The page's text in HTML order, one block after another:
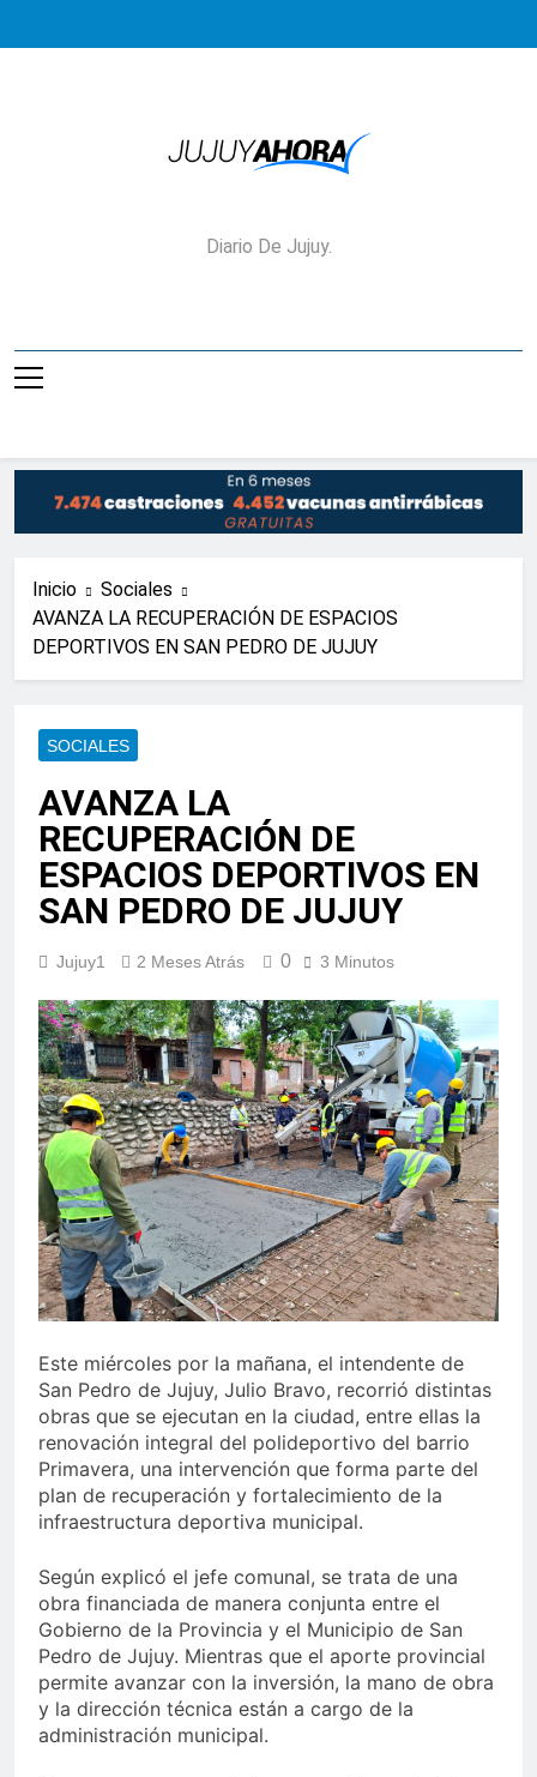
Jujuy Ahora!
Diario De Jujuy.
Inicio
Sociales
AVANZA LA RECUPERACIÓN DE ESPACIOS
DEPORTIVOS EN SAN PEDRO DE JUJUY
SOCIALES
AVANZA LA
RECUPERACIÓN DE
ESPACIOS DEPORTIVOS EN
SAN PEDRO DE JUJUY
Jujuy1 2 Meses Atrás 0 3 Minutos
Este miércoles por la mañana, el intendente de
San Pedro de Jujuy, Julio Bravo, recorrió distintas
obras que se ejecutan en la ciudad, entre ellas la
renovación integral del polideportivo del barrio
Primavera, una intervención que forma parte del
plan de recuperación y fortalecimiento de la
infraestructura deportiva municipal.
Según explicó el jefe comunal, se trata de una
obra financiada de manera conjunta entre el
Gobierno de la Provincia y el Municipio de San
Pedro de Jujuy. Mientras que el aporte provincial
permite avanzar con la inversión, la mano de obra
y la dirección técnica están a cargo de la
administración municipal.